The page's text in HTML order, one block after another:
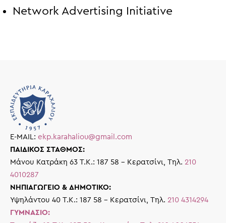
Network Advertising Initiative
E-MAIL: ekp.karahaliou@gmail.com
ΠΑΙΔΙΚΟΣ ΣΤΑΘΜΟΣ:
Μάνου Κατράκη 63 Τ.Κ.: 187 58 – Κερατσίνι, Τηλ. 210
4010287
ΝΗΠΙΑΓΩΓΕΙΟ & ΔΗΜΟΤΙΚΟ:
Υψηλάντου 40 Τ.Κ.: 187 58 – Κερατσίνι, Τηλ. 210 4314294
ΓΥΜΝΑΣΙΟ: